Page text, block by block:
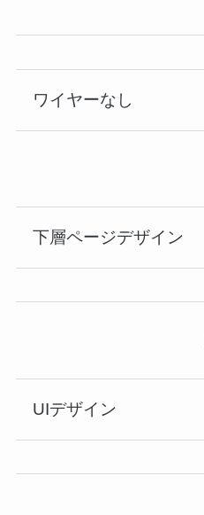
ワイヤーなし
下層ページデザイン
UIデザイン